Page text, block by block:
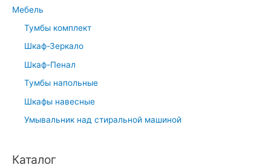
Мебель
Тумбы комплект
Шкаф-Зеркало
Шкаф-Пенал
Тумбы напольные
Шкафы навесные
Умывальник над стиральной машиной
Каталог